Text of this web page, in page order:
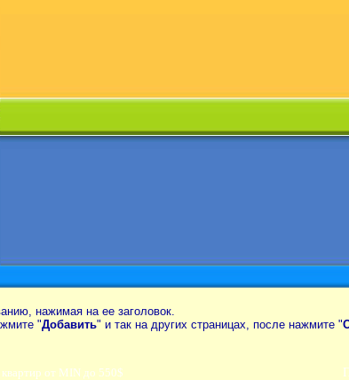
нажимая на ее заголовок.
"Добавить" и так на других страницах, после нажмите "
от MIN до 550$